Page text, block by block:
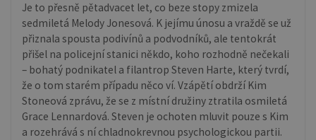
Je to přesně pětadvacet let, co beze stopy zmizela
sedmiletá Melody Jonesová. K jejímu únosu a vraždě se už
přiznala spousta podivínů a podvodníků, ale tentokrát
přišel na policejní stanici někdo, koho rozhodně nečekali
– bohatý podnikatel a filantrop Steven Harte, který tvrdí,
že o tom starém případu něco ví. Vzápětí obdrží Kim
Stoneová zprávu, že se z místní družiny ztratila osmiletá
Grace Lennardová. Steven je ochoten mluvit pouze s Kim
a rozehrává s ní chladnokrevnou psychologickou partii.